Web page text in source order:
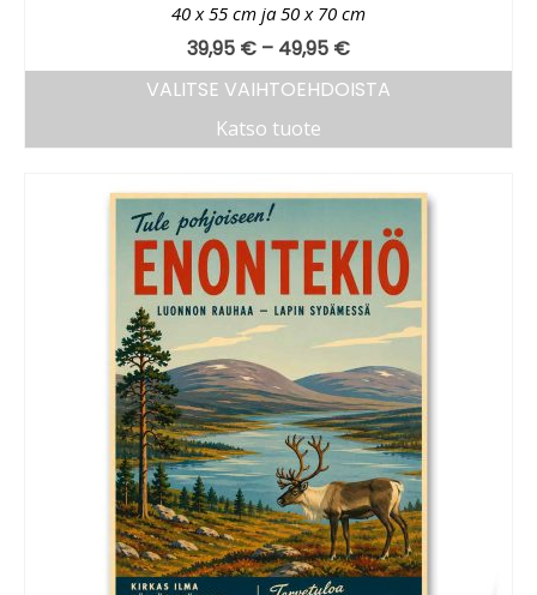
40 x 55 cm ja 50 x 70 cm
39,95 € – 49,95 €
VALITSE VAIHTOEHDOISTA
Katso tuote